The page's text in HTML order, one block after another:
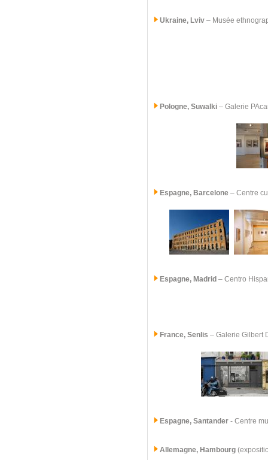
Ukraine, Lviv – Musée
Pologne, Suwalki – Galerie
Espagne, Barcelone – Centre
Espagne, Madrid – Centro
France, Senlis – Galerie Gilbert
Espagne, Santander - Centre
Allemagne, Hambourg